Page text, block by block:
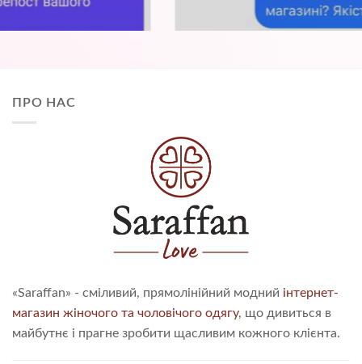
ПРО НАС
«Saraffan» - сміливий, прямолінійний модний інтернет-
магазин жіночого та чоловічого одягу, що дивиться в
майбутнє і прагне зробити щасливим кожного клієнта.